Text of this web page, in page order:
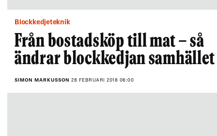
Blockkedjeteknik
Från bostadsköp till mat – så
ändrar blockkedjan samhället
SIMON MARKUSSON 28 FEBRUARI 2018 06:00